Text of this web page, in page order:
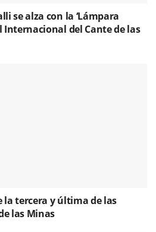
se alza con la ‘Lámpara
Internacional del Cante de las
la tercera y última de las
las Minas